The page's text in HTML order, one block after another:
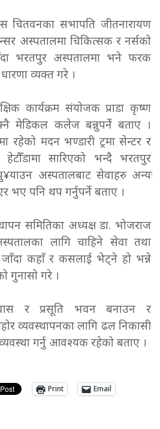
चितवनका सभापति जीतनारायण
अस्पतालमा चिकित्सक र नर्सको
भरतपुर अस्पतालमा भने फरक
व्यक्त गरे ।
कार्यक्रम संयोजक प्राडा कृष्ण
मेडिकल कलेज बन्नुपर्ने बताए ।
मदन भण्डारी ट्रमा सेन्टर र
हेटौँडामा सारिएको भन्दै भरतपुर
अस्पतालबाट सेवाहरु अन्यत्र
भए पनि थप गर्नुपर्ने बताए ।
समितिका अध्यक्ष डा. भोजराज
लागि चाहिने सेवा तथा
जाँदा कहाँ र कसलाई भेट्ने हो भन्ने
गुनासो गरे ।
र प्रसूति भवन बनाउन र
व्यवस्थापनका लागि ढल निकासी
गर्नु आवश्यक रहेको बताए ।
Print Email